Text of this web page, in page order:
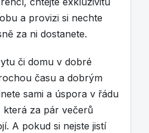
a provizi si nechte
za ni dostanete.
či domu v dobré
času a dobrým
sami a úspora v řádu
která za pár večerů
A pokud si nejste jistí